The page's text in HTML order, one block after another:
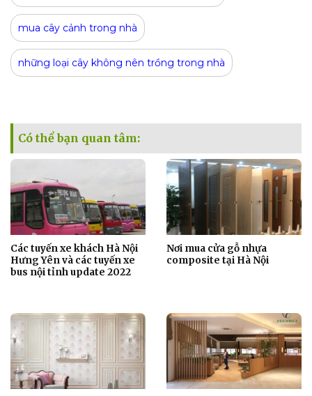
mua cây cảnh trong nhà
những loại cây không nên trồng trong nhà
Có thể bạn quan tâm:
Các tuyến xe khách Hà Nội
Hưng Yên và các tuyến xe
bus nội tỉnh update 2022
Nơi mua cửa gỗ nhựa
composite tại Hà Nội